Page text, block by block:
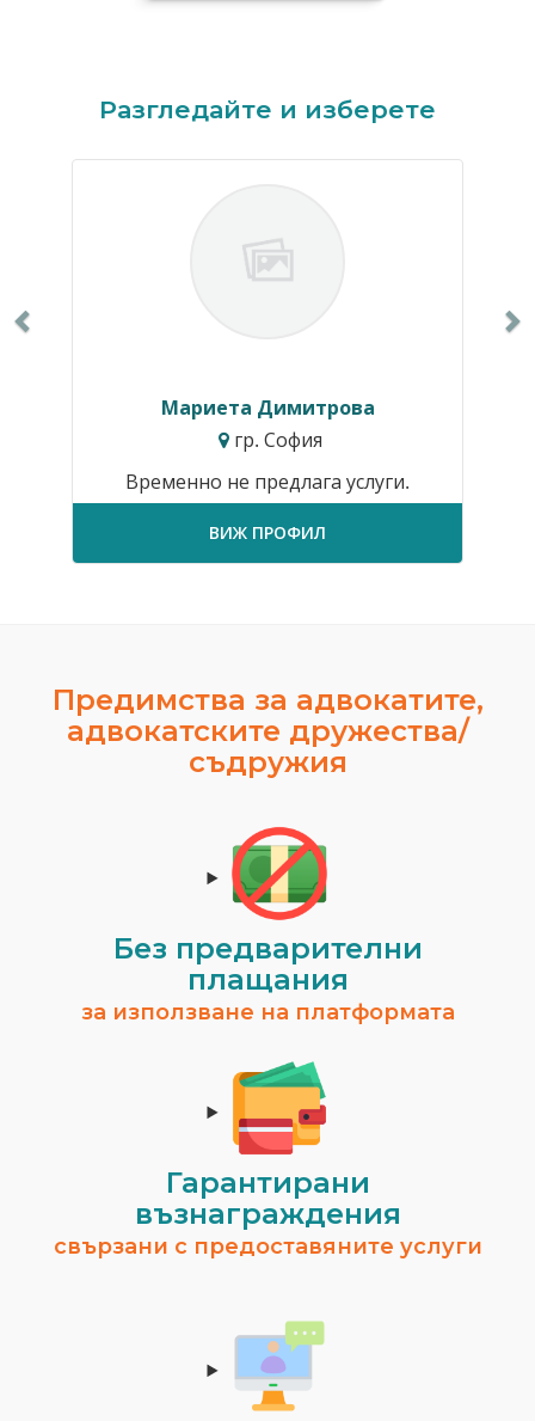
Разгледайте и изберете
Мариета Димитрова
гр. София
Временно не предлага услуги.
ВИЖ ПРОФИЛ
Предимства за адвокатите,
адвокатските дружества/
съдружия
Без предварителни
плащания
за използване на платформата
Гарантирани
възнаграждения
свързани с предоставяните услуги